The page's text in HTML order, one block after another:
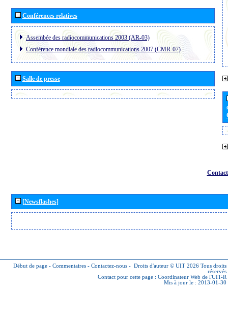
Conférences relatives
Assembée des radiocommunications 2003 (AR-03)
Conférence mondiale des radiocommunications 2007 (CMR-07)
Salle de presse
[Newsflashes]
Début de page - Commentaires - Contactez-nous - Droits d'auteur © UIT 2026 Tous droits
réservés
Contact pour cette page : Coordinateur Web de l'UIT-R
Mis à jour le : 2013-01-30